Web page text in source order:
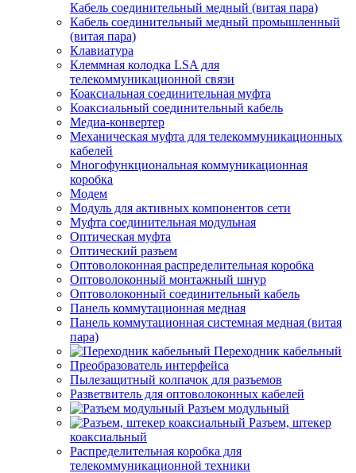
Кабель соединительный медный (витая пара)
Кабель соединительный медный промышленный
(витая пара)
Клавиатура
Клеммная колодка LSA для
телекоммуникационной связи
Коаксиальная соединительная муфта
Коаксиальный соединительный кабель
Медиа-конвертер
Механическая муфта для телекоммуникационных
кабелей
Многофункциональная коммуникационная
коробка
Модем
Модуль для активных компонентов сети
Муфта соединительная модульная
Оптическая муфта
Оптический разъем
Оптоволоконная распределительная коробка
Оптоволоконный монтажный шнур
Оптоволоконный соединительный кабель
Панель коммутационная медная
Панель коммутационная системная медная (витая
пара)
Переходник кабельный
Преобразователь интерфейса
Пылезащитный колпачок для разъемов
Разветвитель для оптоволоконных кабелей
Разъем модульный
Разъем, штекер
коаксиальный
Распределительная коробка для
телекоммуникационной техники